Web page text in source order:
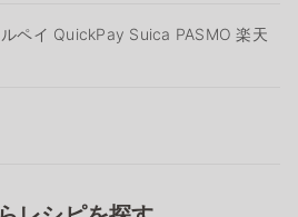
ペイ QuickPay Suica PASMO 楽天